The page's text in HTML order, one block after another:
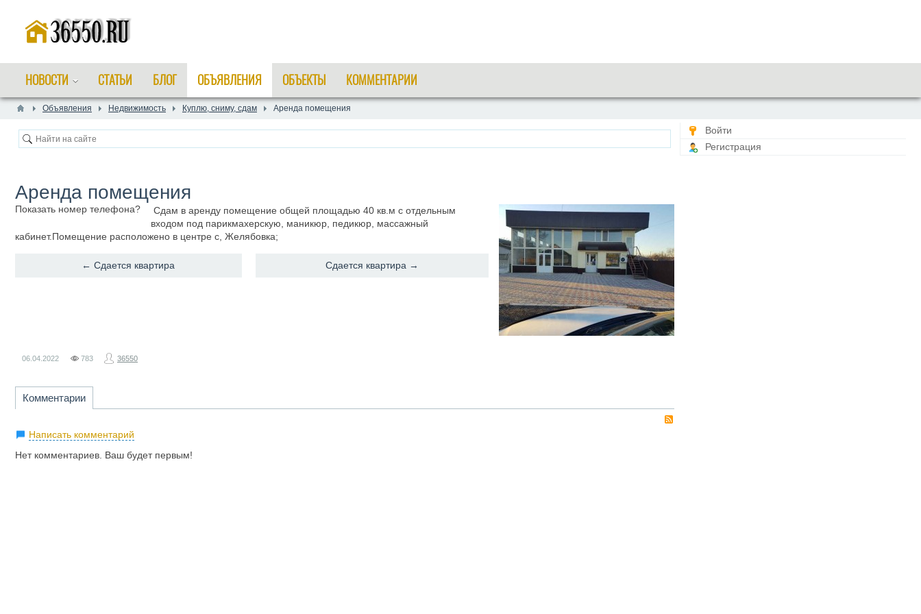
НОВОСТИ СТАТЬИ БЛОГ ОБЪЯВЛЕНИЯ ОБЪЕКТЫ КОММЕНТАРИИ
Объявления Недвижимость Куплю, сниму, сдам ​Аренда помещения
​Аренда помещения
Показать номер телефона?
Сдам в аренду помещение общей площадью 40 кв.м с отдельным
входом под парикмахерскую, маникюр, педикюр, массажный
кабинет.Помещение расположено в центре с, Желябовка;
← ​Сдается квартира Сдается квартира →
06.04.2022 783 36550
Комментарии
Написать комментарий
Нет комментариев. Ваш будет первым!
Войти
Регистрация